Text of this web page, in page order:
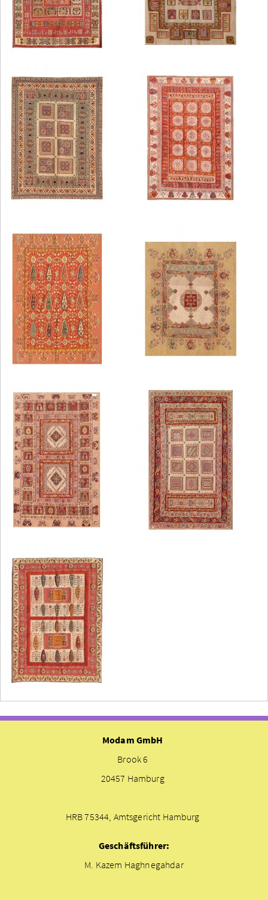
Modam GmbH
Brook 6
20457 Hamburg
HRB 75344, Amtsgericht Hamburg
Geschäftsführer:
M. Kazem Haghnegahdar